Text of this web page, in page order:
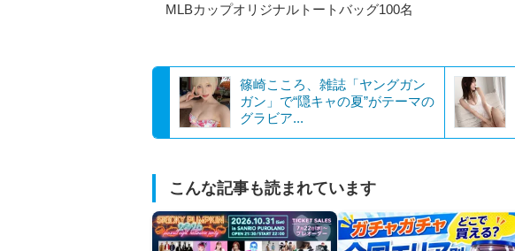
MLBカップオリジナルトートバッグ100名
篠崎こころ、雑誌「ヤングガン
ガン」で“隠キャの夏”がテーマの
グラビア...
こんな記事も読まれています